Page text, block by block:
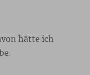
hätte ich